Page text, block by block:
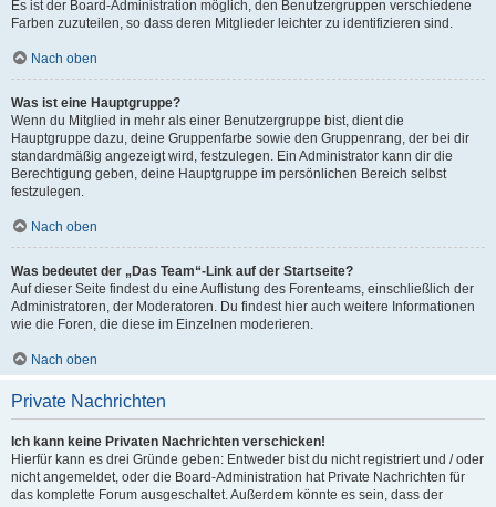
Es ist der Board-Administration möglich, den Benutzergruppen verschiedene
Farben zuzuteilen, so dass deren Mitglieder leichter zu identifizieren sind.
Nach oben
Was ist eine Hauptgruppe?
Wenn du Mitglied in mehr als einer Benutzergruppe bist, dient die
Hauptgruppe dazu, deine Gruppenfarbe sowie den Gruppenrang, der bei dir
standardmäßig angezeigt wird, festzulegen. Ein Administrator kann dir die
Berechtigung geben, deine Hauptgruppe im persönlichen Bereich selbst
festzulegen.
Nach oben
Was bedeutet der „Das Team“-Link auf der Startseite?
Auf dieser Seite findest du eine Auflistung des Forenteams, einschließlich der
Administratoren, der Moderatoren. Du findest hier auch weitere Informationen
wie die Foren, die diese im Einzelnen moderieren.
Nach oben
Private Nachrichten
Ich kann keine Privaten Nachrichten verschicken!
Hierfür kann es drei Gründe geben: Entweder bist du nicht registriert und / oder
nicht angemeldet, oder die Board-Administration hat Private Nachrichten für
das komplette Forum ausgeschaltet. Außerdem könnte es sein, dass der